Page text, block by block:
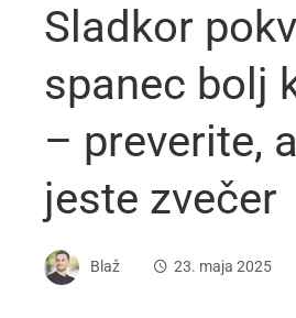
Sladkor
spanec bolj
– preverite,
jeste zvečer
Blaž 23. maja 2025